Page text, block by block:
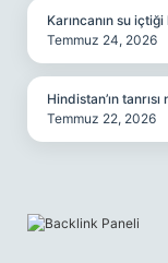
Karıncanın su
Temmuz 24, 2026
Hindistan’ın
Temmuz 22, 2026